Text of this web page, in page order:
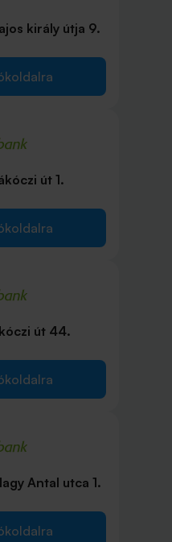
király útja 9.
út 1.
út 44.
Antal utca 1.